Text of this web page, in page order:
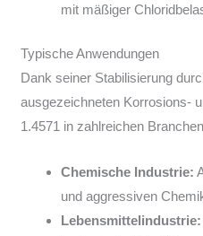
mit mäßiger
Typische Anwendungen
Dank seiner Stabilisierung
ausgezeichneten Korrosions-
1.4571 in zahlreichen
Chemische Industrie:
und aggressiven
Lebensmittelindustrie: